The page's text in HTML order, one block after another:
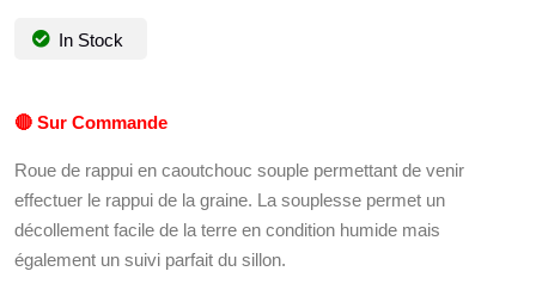
In Stock
🔴 Sur Commande
Roue de rappui en caoutchouc souple permettant de venir
effectuer le rappui de la graine. La souplesse permet un
décollement facile de la terre en condition humide mais
également un suivi parfait du sillon.